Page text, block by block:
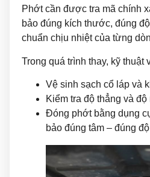
Phớt cần được tra mã chính
bảo đúng kích thước, đúng
chuẩn chịu nhiệt của từng
Trong quá trình thay, kỹ thuật
Vệ sinh sạch cổ láp và
Kiểm tra độ thẳng và
Đóng phớt bằng dụng
bảo đúng tâm – đúng